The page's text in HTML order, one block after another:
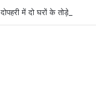
में दो घरों के तोड़े ताले